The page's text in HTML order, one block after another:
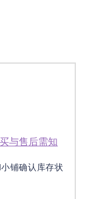
与售后需知
铺确认库存状